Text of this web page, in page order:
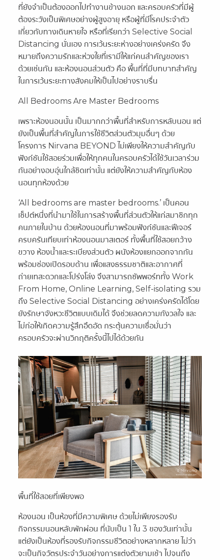
ที่ยังจำเป็นต้องออกไปทำงานข้างนอก และครอบครัวที่มีผู้
ต้องระวังเป็นพิเศษอย่างผู้สูงอายุ หรือผู้ที่มีโรคประจำตัว
เกี่ยวกับทางเดินหายใจ หรือที่เรียกว่า Selective Social
Distancing นั่นเอง การเว้นระยะห่างอย่างเคร่งครัด จึง
หมายถึงความรักและห่วงใยที่เรามีให้แก่คนสำคัญของเรา
ด้วยเช่นกัน และห้องนอนส่วนตัว คือ พื้นที่ที่มีบทบาทสำคัญ
ในการเว้นระยะทางสังคมให้เป็นไปอย่างราบรื่น
All Bedrooms Are Master Bedrooms
เพราะห้องนอนนั้น เป็นมากกว่าพื้นที่สำหรับการหลับนอน แต่
ยังเป็นพื้นที่สำคัญในการใช้ชีวิตส่วนตัวมุมอื่นๆ ด้วย
โครงการ Nirvana BEYOND ไม่เพียงให้ความสำคัญกับ
ฟังก์ชันใช้สอยร่วมเพื่อให้ทุกคนในครอบครัวได้ใช้วันเวลาร่วม
กันอย่างอบอุ่นใกล้ชิดเท่านั้น แต่ยังให้ความสำคัญกับห้อง
นอนทุกห้องด้วย
‘All bedrooms are master bedrooms.’ เป็นคอน
เซ็ปต์หนึ่งที่นำมาใช้ในการสร้างพื้นที่ส่วนตัวให้แก่สมาชิกทุก
คนภายในบ้าน ด้วยห้องนอนที่มาพร้อมฟังก์ชันและฟีเจอร์
ครบครันเทียบเท่าห้องนอนมาสเตอร์ ทั้งพื้นที่ใช้สอยกว้าง
ขวาง ห้องน้ำและระเบียงส่วนตัว ผนังห้องแยกออกจากกัน
พร้อมช่องเปิดรอบด้าน เพื่อแสงธรรมชาติและอากาศที่
ถ่ายเทสะดวกและโปร่งโล่ง จึงสามารถซัพพอร์ททั้ง Work
From Home, Online Learning, Self-isolating รวม
ถึง Selective Social Distancing อย่างเคร่งครัดได้โดย
ยังรักษาจังหวะชีวิตแบบเดิมได้ จึงช่วยลดความกังวลใจ และ
ไม่ก่อให้เกิดความรู้สึกอึดอัด กระตุ้นความเชื่อมั่นว่า
ครอบครัวจะผ่านวิกฤติครั้งนี้ไปได้ด้วยกัน
พื้นที่ใช้สอยที่เพียงพอ
ห้องนอน เป็นห้องที่มีความพิเศษ ด้วยไม่เพียงรองรับ
กิจกรรมนอนหลับพักผ่อน ที่นับเป็น 1 ใน 3 ของวันเท่านั้น
แต่ยังเป็นห้องที่รองรับกิจกรรมชีวิตอย่างหลากหลาย ไม่ว่า
จะเป็นกิจวัตรประจำวันอย่างการแต่งตัวยามเช้า ไปจนถึง